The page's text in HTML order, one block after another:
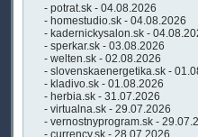
- potrat.sk - 04.08.2026
- homestudio.sk - 04.08.2026
- kadernickysalon.sk -
- sperkar.sk - 03.08.2026
- welten.sk - 02.08.2026
- slovenskaenergetika.sk -
- kladivo.sk - 01.08.2026
- herbia.sk - 31.07.2026
- virtualna.sk - 29.07.2026
- vernostnyprogram.sk -
- currency.sk - 28.07.2026